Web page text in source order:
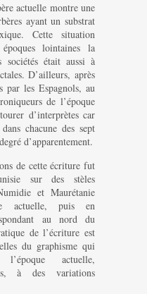
actuelle montre une
ayant un substrat
Cette situation
lointaines la
sociétés était aussi à
D’ailleurs, après
par les Espagnols, au
de l’époque
d’interprètes car
chacune des sept
d’apparentement.
de cette écriture fut
sur des stèles
et Maurétanie
actuelle, puis en
au nord du
de l’écriture est
du graphisme qui
actuelle,
à des variations